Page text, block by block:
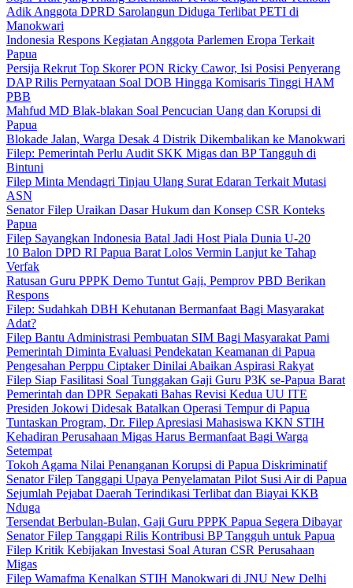
Adik Anggota DPRD Sarolangun Diduga Terlibat PETI di
Manokwari
Indonesia Respons Kegiatan Anggota Parlemen Eropa Terkait
Papua
Persija Rekrut Top Skorer PON Ricky Cawor, Isi Posisi Penyerang
DAP Rilis Pernyataan Soal DOB Hingga Komisaris Tinggi HAM
PBB
Mahfud MD Blak-blakan Soal Pencucian Uang dan Korupsi di
Papua
Blokade Jalan, Warga Desak 4 Distrik Dikembalikan ke Manokwari
Filep: Pemerintah Perlu Audit SKK Migas dan BP Tangguh di
Bintuni
Filep Minta Mendagri Tinjau Ulang Surat Edaran Terkait Mutasi
ASN
Senator Filep Uraikan Dasar Hukum dan Konsep CSR Konteks
Papua
Filep Sayangkan Indonesia Batal Jadi Host Piala Dunia U-20
10 Balon DPD RI Papua Barat Lolos Vermin Lanjut ke Tahap
Verfak
Ratusan Guru PPPK Demo Tuntut Gaji, Pemprov PBD Berikan
Respons
Filep: Sudahkah DBH Kehutanan Bermanfaat Bagi Masyarakat
Adat?
Filep Bantu Administrasi Pembuatan SIM Bagi Masyarakat Pami
Pemerintah Diminta Evaluasi Pendekatan Keamanan di Papua
Pengesahan Perppu Ciptaker Dinilai Abaikan Aspirasi Rakyat
Filep Siap Fasilitasi Soal Tunggakan Gaji Guru P3K se-Papua Barat
Pemerintah dan DPR Sepakati Bahas Revisi Kedua UU ITE
Presiden Jokowi Didesak Batalkan Operasi Tempur di Papua
Tuntaskan Program, Dr. Filep Apresiasi Mahasiswa KKN STIH
Kehadiran Perusahaan Migas Harus Bermanfaat Bagi Warga
Setempat
Tokoh Agama Nilai Penanganan Korupsi di Papua Diskriminatif
Senator Filep Tanggapi Upaya Penyelamatan Pilot Susi Air di Papua
Sejumlah Pejabat Daerah Terindikasi Terlibat dan Biayai KKB
Nduga
Tersendat Berbulan-Bulan, Gaji Guru PPPK Papua Segera Dibayar
Senator Filep Tanggapi Rilis Kontribusi BP Tangguh untuk Papua
Filep Kritik Kebijakan Investasi Soal Aturan CSR Perusahaan
Migas
Filep Wamafma Kenalkan STIH Manokwari di JNU New Delhi